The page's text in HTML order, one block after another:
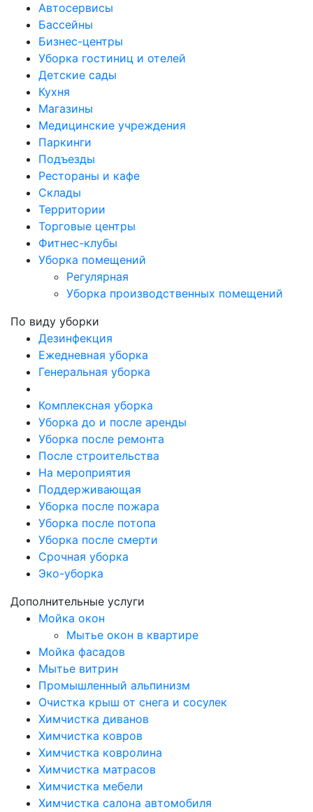
Автосервисы
Бассейны
Бизнес-центры
Уборка гостиниц и отелей
Детские сады
Кухня
Магазины
Медицинские учреждения
Паркинги
Подъезды
Рестораны и кафе
Склады
Территории
Торговые центры
Фитнес-клубы
Уборка помещений
Регулярная
Уборка производственных помещений
По виду уборки
Дезинфекция
Ежедневная уборка
Генеральная уборка
Комплексная уборка
Уборка до и после аренды
Уборка после ремонта
После строительства
На мероприятия
Поддерживающая
Уборка после пожара
Уборка после потопа
Уборка после смерти
Срочная уборка
Эко-уборка
Дополнительные услуги
Мойка окон
Мытье окон в квартире
Мойка фасадов
Мытье витрин
Промышленный альпинизм
Очистка крыш от снега и сосулек
Химчистка диванов
Химчистка ковров
Химчистка ковролина
Химчистка матрасов
Химчистка мебели
Химчистка салона автомобиля